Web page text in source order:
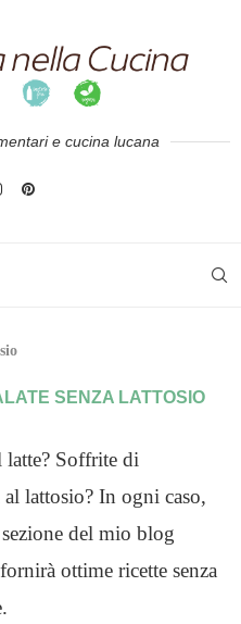
e cucina lucana
SENZA LATTOSIO
Soffrite di
lattosio? In ogni caso,
del mio blog
ottime ricette senza